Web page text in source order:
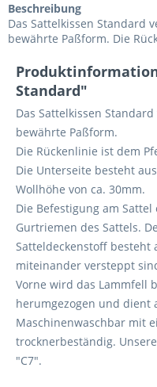
Beschreibung
Das Sattelkissen Standard
bewährte Paßform. Die
Standard"
Das Sattelkissen
bewährte Paßform.
Die Rückenlinie ist dem
Die Unterseite besteht
Wollhöhe von ca. 30mm.
Die Befestigung am
Gurtriemen des Sattels.
Satteldeckenstoff besteht
miteinander versteppt
Vorne wird das Lammfell
herumgezogen und dient
Maschinenwaschbar mit
trocknerbeständig.
"C7".